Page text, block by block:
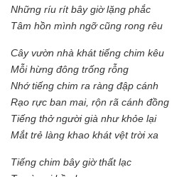
Những ríu rít bây giờ lặng phắc
Tâm hồn mình ngỡ cũng rong rêu
Cây vườn nhà khát tiếng chim kêu
Mỗi hừng đông trống rỗng
Nhớ tiếng chim ra ràng đập cánh
Rạo rực ban mai, rộn rã cánh đồng
Tiếng thở người già như khỏe lại
Mắt trẻ làng khao khát vệt trời xa
Tiếng chim bây giờ thất lạc